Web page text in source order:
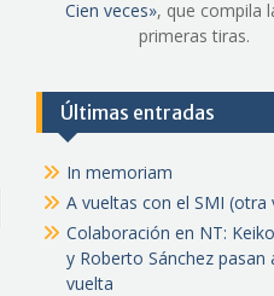
Cien veces», que compila
primeras tiras.
Últimas entradas
In memoriam
A vueltas con el SMI (otra
Colaboración en NT:
y Roberto Sánchez pasan
vuelta